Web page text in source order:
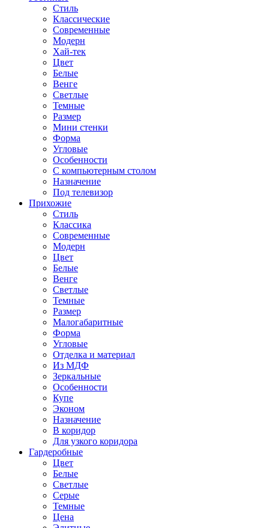
Стиль
Классические
Современные
Модерн
Хай-тек
Цвет
Белые
Венге
Светлые
Темные
Размер
Мини стенки
Форма
Угловые
Особенности
С компьютерным столом
Назначение
Под телевизор
Прихожие
Стиль
Классика
Современные
Модерн
Цвет
Белые
Венге
Светлые
Темные
Размер
Малогабаритные
Форма
Угловые
Отделка и материал
Из МДФ
Зеркальные
Особенности
Купе
Эконом
Назначение
В коридор
Для узкого коридора
Гардеробные
Цвет
Белые
Светлые
Серые
Темные
Цена